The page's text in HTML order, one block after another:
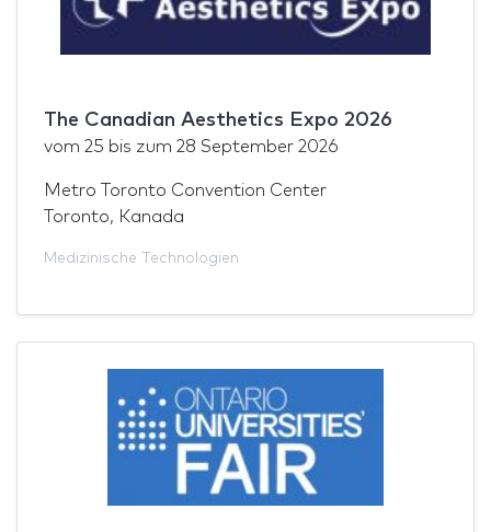
The Canadian Aesthetics Expo 2026
vom 25 bis zum 28 September 2026
Metro Toronto Convention Center
Toronto, Kanada
Medizinische Technologien